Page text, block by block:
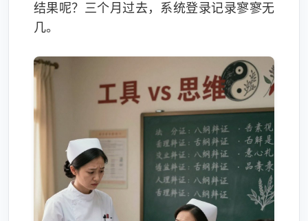
结果呢？三个月过去，系统登录记录寥寥无
几。